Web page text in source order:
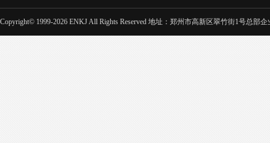
Copyright© 1999-2026 ENKJ All Rights Reserved 地址：郑州市高新区翠竹街1号